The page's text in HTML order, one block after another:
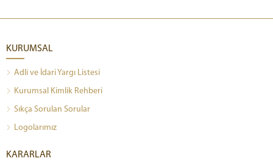
KURUMSAL
Adli ve İdari Yargı Listesi
Kurumsal Kimlik Rehberi
Sıkça Sorulan Sorular
Logolarımız
KARARLAR